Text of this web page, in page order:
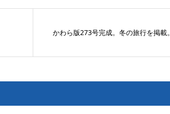
かわら版273号完成。冬の旅行を掲載。